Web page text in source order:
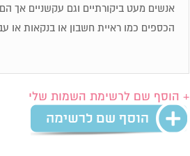
אנשים מעט ביקורתיים וגם עקשניים אך
הכספים כמו ראיית חשבון או בנקאות או
+ הוסף שם לרשימת השמות שלי